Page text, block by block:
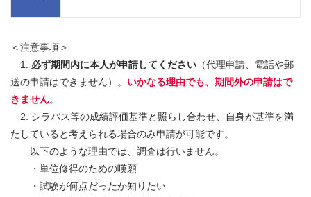
＜注意事項＞
1. 必ず期間内に本人が申請してください （代理申請、電話や郵
送の申請はできません）。 いかなる理由でも、期間外の申請はで
きません。
2. シラバス等の成績評価基準と照らし合わせ、自身が基準を満
たしていると考えられる場合のみ申請が可能です。
以下のような理由では、調査は行いません。
・単位修得のための嘆願
・試験が何点だったか知りたい